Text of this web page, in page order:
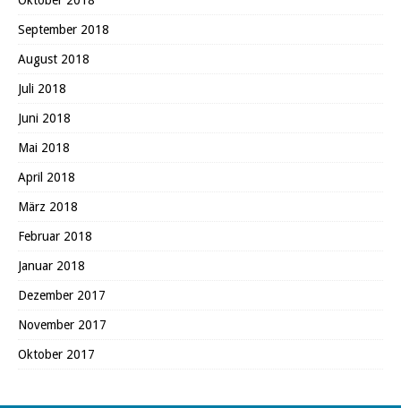
September 2018
August 2018
Juli 2018
Juni 2018
Mai 2018
April 2018
März 2018
Februar 2018
Januar 2018
Dezember 2017
November 2017
Oktober 2017